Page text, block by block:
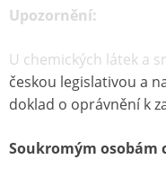
Upozornění:
U chemických látek a
českou legislativou a
doklad o oprávnění k
Soukromým osobám